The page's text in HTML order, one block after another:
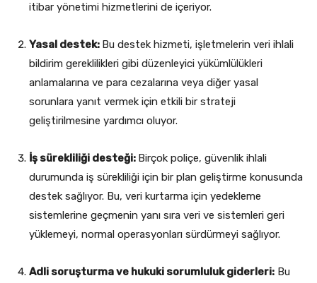
itibar yönetimi hizmetlerini de içeriyor.
Yasal destek: Bu destek hizmeti, işletmelerin veri ihlali
bildirim gereklilikleri gibi düzenleyici yükümlülükleri
anlamalarına ve para cezalarına veya diğer yasal
sorunlara yanıt vermek için etkili bir strateji
geliştirilmesine yardımcı oluyor.
İş sürekliliği desteği: Birçok poliçe, güvenlik ihlali
durumunda iş sürekliliği için bir plan geliştirme konusunda
destek sağlıyor. Bu, veri kurtarma için yedekleme
sistemlerine geçmenin yanı sıra veri ve sistemleri geri
yüklemeyi, normal operasyonları sürdürmeyi sağlıyor.
Adli soruşturma ve hukuki sorumluluk giderleri: Bu